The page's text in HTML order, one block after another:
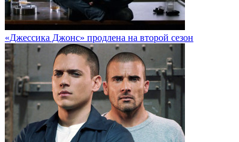
«Джессика Джонс» продлена на второй сезон